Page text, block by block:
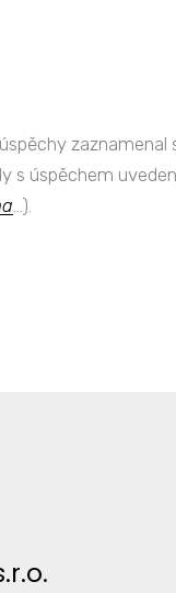
s úspěchem
...).